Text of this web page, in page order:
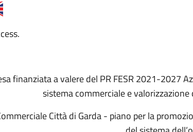
finanziata a valere del PR FESR 2021-2027
sistema commerciale e
Città di Garda - piano per la